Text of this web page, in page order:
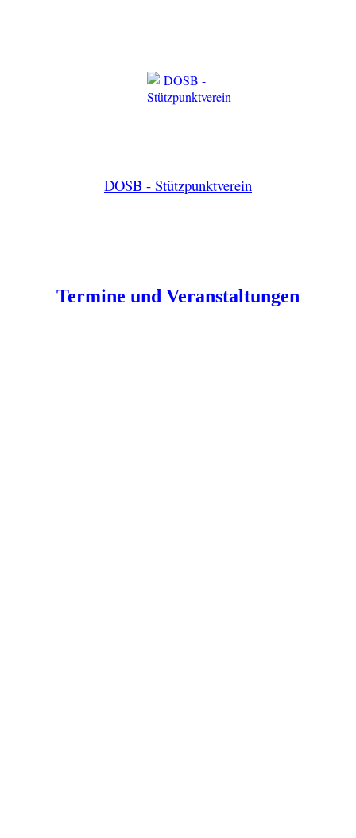
DOSB - Stützpunktverein
Termine und Veranstaltungen